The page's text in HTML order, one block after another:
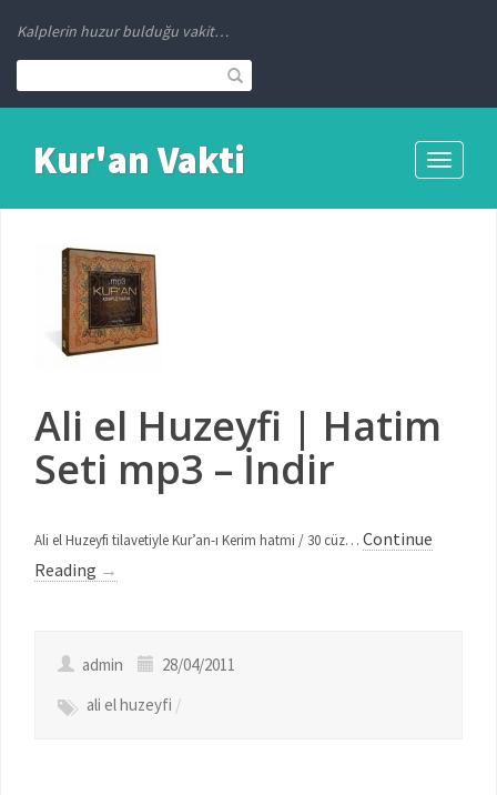
Kalplerin huzur bulduğu vakit…
Toggle
Kur'an Vakti
Ali el Huzeyfi | Hatim
Seti mp3 – İndir
Ali el Huzeyfi tilavetiyle Kur’an-ı Kerim hatmi / 30 cüz… Continue
Reading →
admin
28/04/2011
ali el huzeyfi /